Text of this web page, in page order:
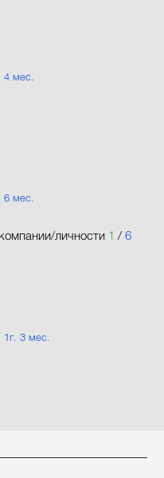
4 мес.
6 мес.
личности 1 /6
1г. 3 мес.